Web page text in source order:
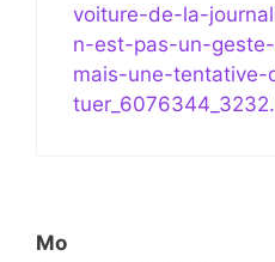
voiture-de-la-
n-est-pas-un-
mais-une-
Mo